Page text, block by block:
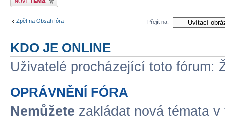
Zpět na Obsah fóra Přejít na:
KDO JE ONLINE
Uživatelé procházející toto fórum:
OPRÁVNĚNÍ FÓRA
Nemůžete zakládat nová témata v